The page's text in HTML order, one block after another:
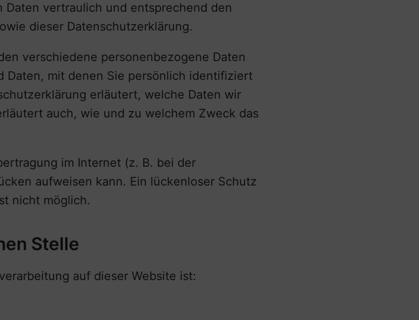
vertraulich und entsprechend den
dieser Datenschutzerklärung.
verschiedene personenbezogene Daten
Daten, mit denen Sie persönlich identifiziert
erläutert, welche Daten wir
auch, wie und zu welchem Zweck das
im Internet (z. B. bei der
aufweisen kann. Ein lückenloser Schutz
nicht möglich.
Stelle
auf dieser Website ist: